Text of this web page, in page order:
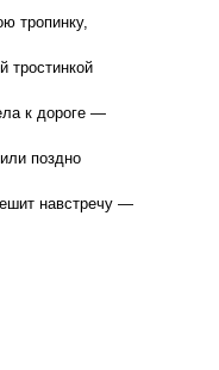
тропинку,
тростинкой
к дороге —
поздно
навстречу —